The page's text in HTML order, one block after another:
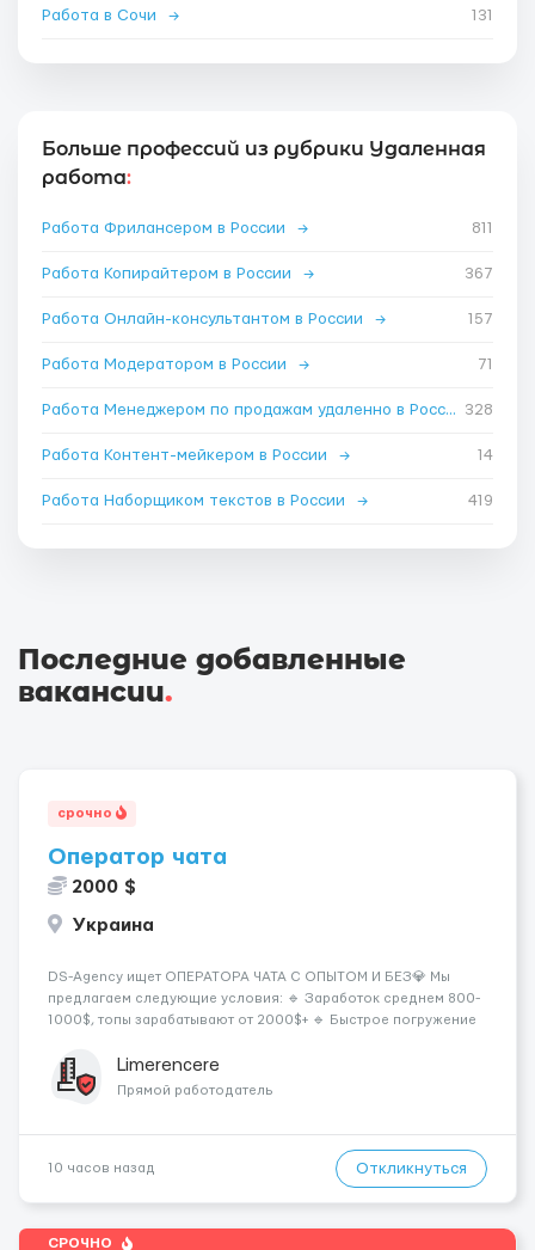
Работа в Сочи → 131
Больше профессий из рубрики Удаленная
работа:
Работа Фрилансером в России → 811
Работа Копирайтером в России → 367
Работа Онлайн-консультантом в России → 157
Работа Модератором в России → 71
Работа Менеджером по продажам удаленно в России →
328
Работа Контент-мейкером в России → 14
Работа Наборщиком текстов в России → 419
Последние добавленные
вакансии.
срочно
Оператор чата
2000 $
Украина
DS-Agency ищет ОПЕРАТОРА ЧАТА С ОПЫТОМ И БЕЗ💎 Мы
предлагаем следующие условия: 🔹 Заработок среднем 800-
1000$, топы зарабатывают от 2000$+ 🔹 Быстрое погружение
графики на выбор - выберите смены удобные для вашего
расписания 🔹 Возможность карье...
Limerencere
Прямой работодатель
10 часов назад Откликнуться
СРОЧНО